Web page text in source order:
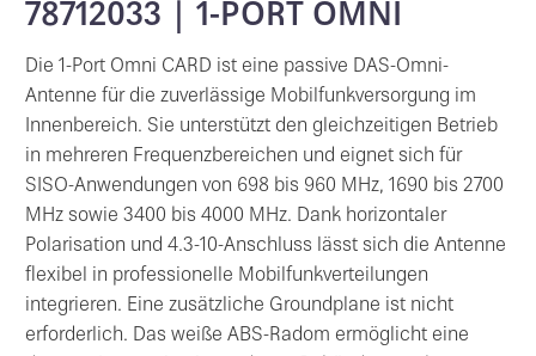
78712033 | 1-PORT OMNI
Die 1-Port Omni CARD ist eine passive DAS-Omni-
Antenne für die zuverlässige Mobilfunkversorgung im
Innenbereich. Sie unterstützt den gleichzeitigen Betrieb
in mehreren Frequenzbereichen und eignet sich für
SISO-Anwendungen von 698 bis 960 MHz, 1690 bis 2700
MHz sowie 3400 bis 4000 MHz. Dank horizontaler
Polarisation und 4.3-10-Anschluss lässt sich die Antenne
flexibel in professionelle Mobilfunkverteilungen
integrieren. Eine zusätzliche Groundplane ist nicht
erforderlich. Das weiße ABS-Radom ermöglicht eine